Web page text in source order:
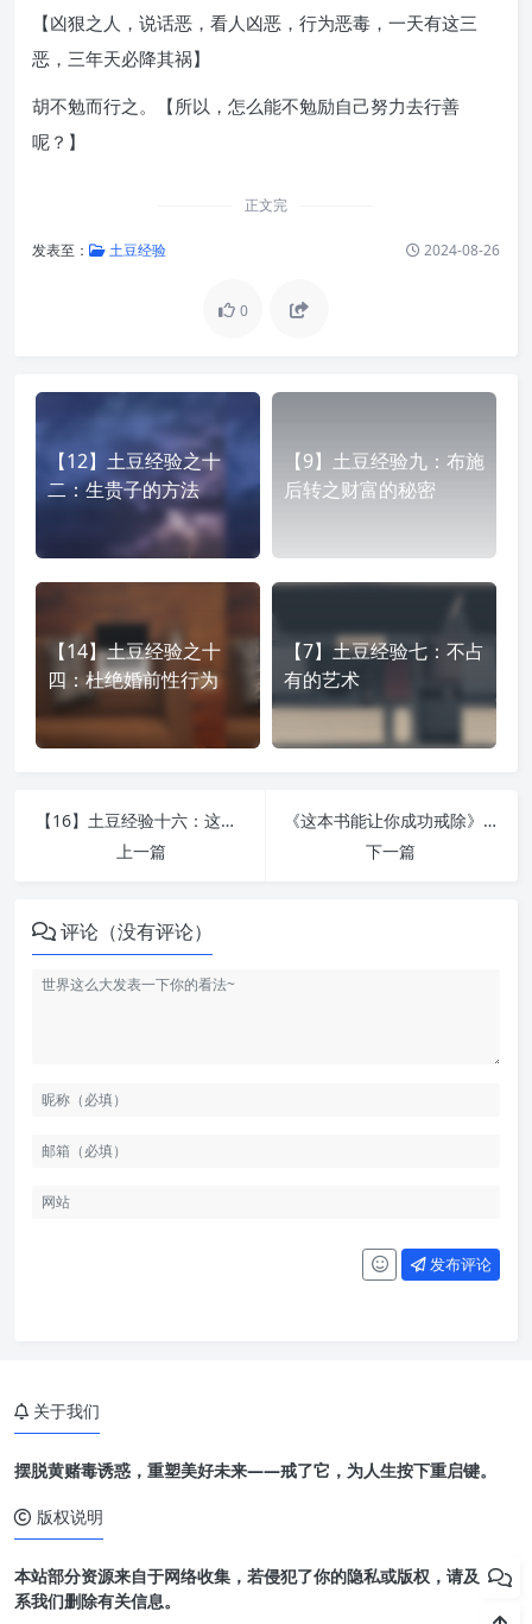
【凶狠之人，说话恶，看人凶恶，行为恶毒，一天有这三
恶，三年天必降其祸】
胡不勉而行之。【所以，怎么能不勉励自己努力去行善
呢？】
正文完
发表至： 土豆经验 2024-08-26
0
【12】土豆经验之十
二：生贵子的方法
【9】土豆经验九：布施
后转之财富的秘密
【14】土豆经验之十
四：杜绝婚前性行为
【7】土豆经验七：不占
有的艺术
【16】土豆经验十六：这个世上没有别人，你只是一个人
上一篇
《这本书能让你成功戒除》简介、自序与前言推荐
下一篇
评论（没有评论）
发布评论
关于我们
摆脱黄赌毒诱惑，重塑美好未来——戒了它，为人生按下重启键。
版权说明
本站部分资源来自于网络收集，若侵犯了你的隐私或版权，请及时联
系我们删除有关信息。